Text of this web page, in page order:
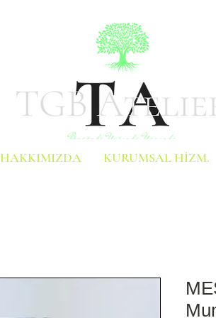
HAKKIMIZDA KURUMSAL HİZM.